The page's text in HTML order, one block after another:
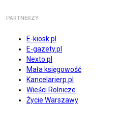
PARTNERZY
E-kiosk.pl
E-gazety.pl
Nexto.pl
Mała księgowość
Kancelarierp.pl
Wieści Rolnicze
Życie Warszawy